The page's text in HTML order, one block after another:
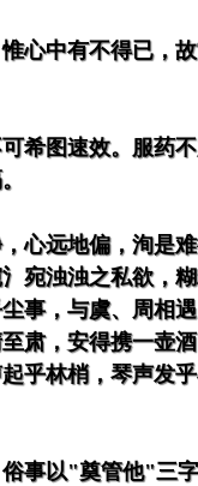
心中有不得已，
希图速效。服药
心远地偏，洵是
宛浊浊之私欲，
事，与虞、周相
肃，安得携一壶
乎林梢，琴声发
事以"奠管他"三